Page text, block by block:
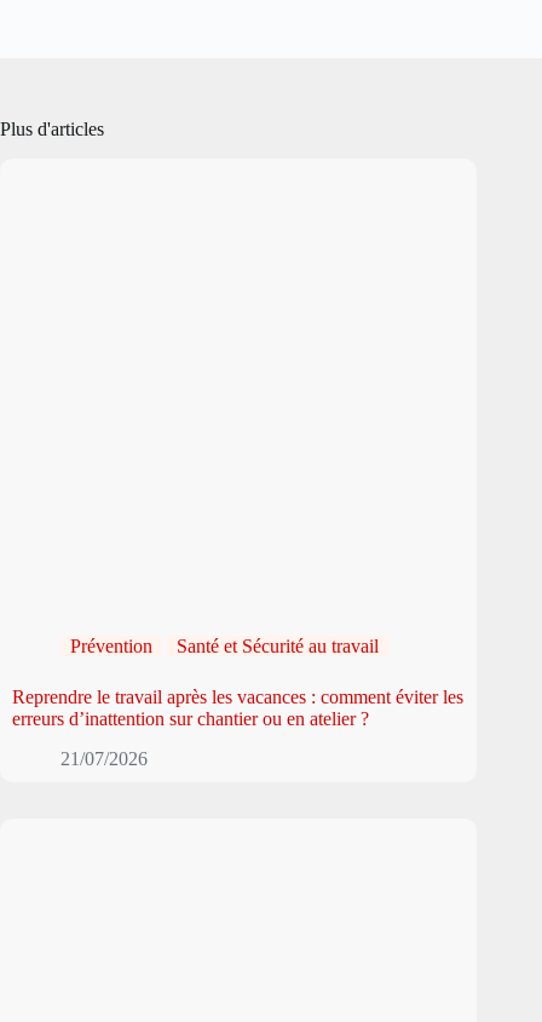
Plus d'articles
Prévention Santé et Sécurité au travail
Reprendre le travail après les vacances : comment éviter les
erreurs d’inattention sur chantier ou en atelier ?
21/07/2026